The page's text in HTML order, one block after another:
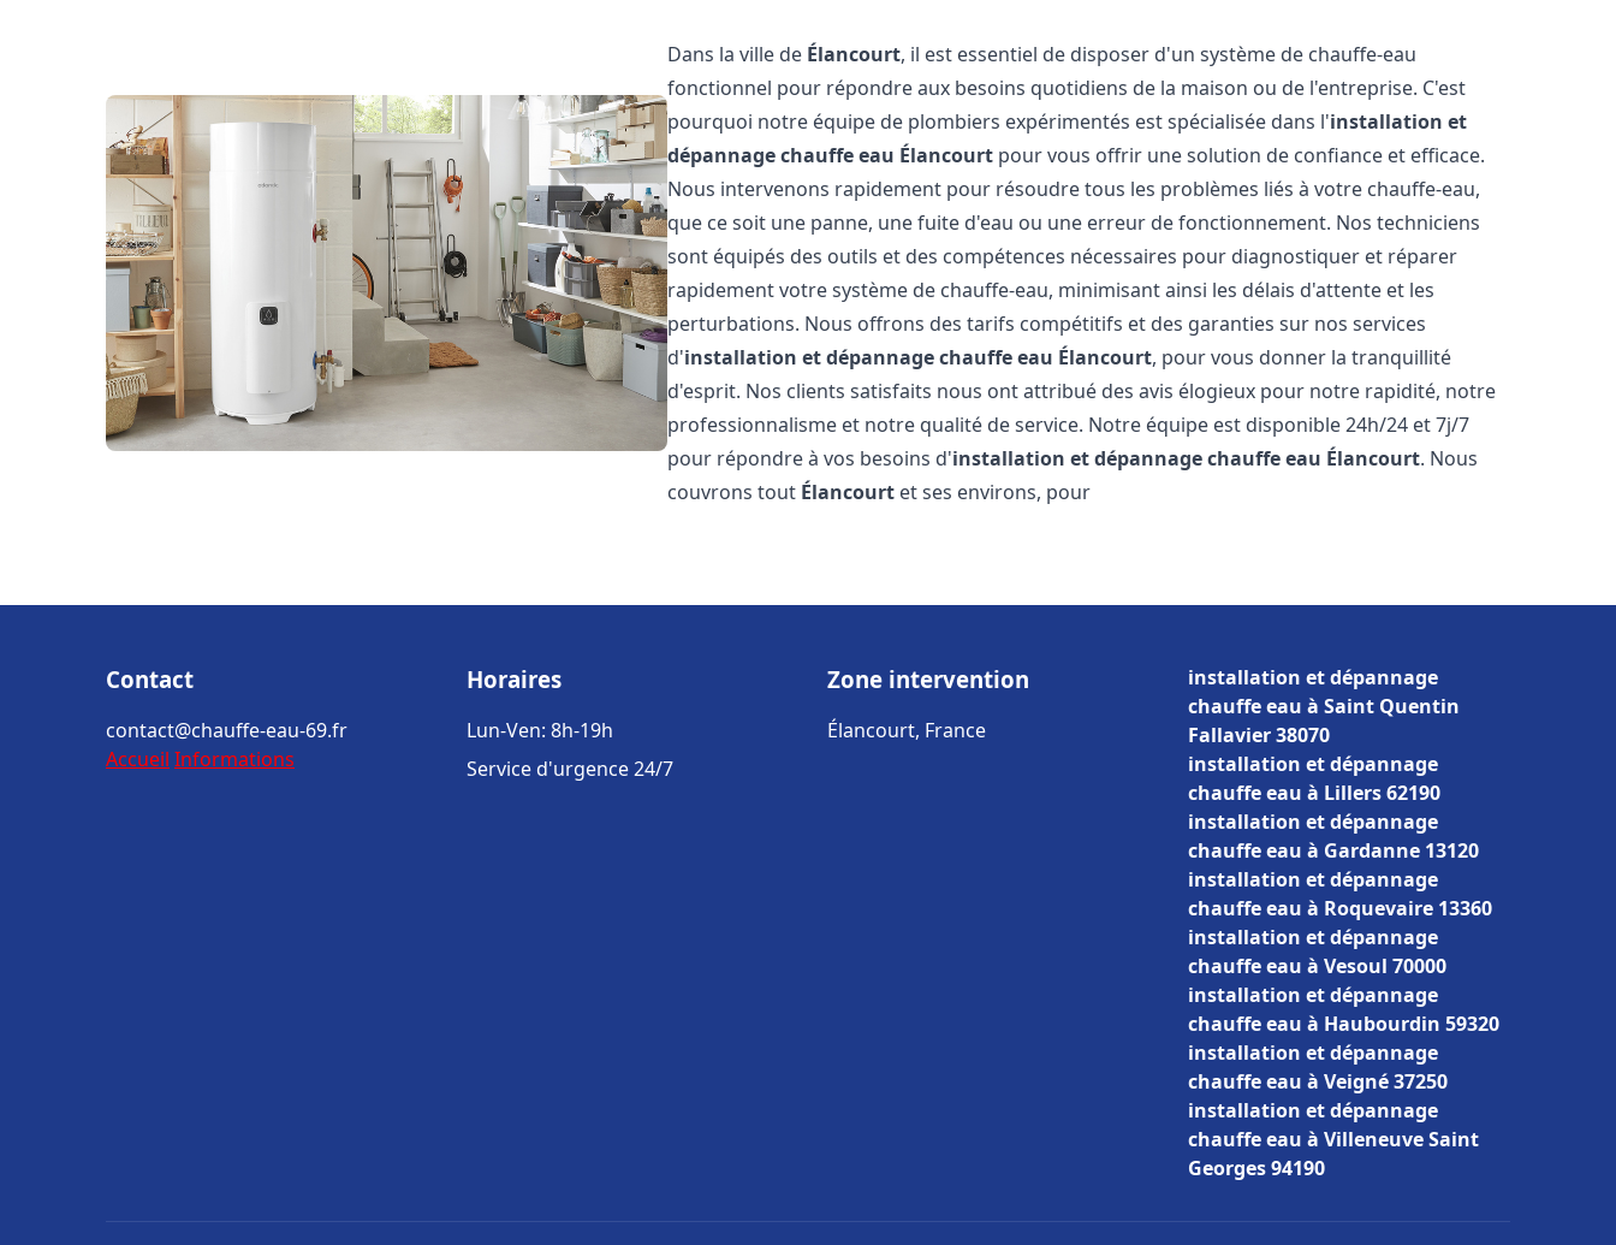
Dans la ville de Élancourt, il est essentiel de disposer d'un système de chauffe-eau
fonctionnel pour répondre aux besoins quotidiens de la maison ou de l'entreprise. C'est
pourquoi notre équipe de plombiers expérimentés est spécialisée dans l'installation et
dépannage chauffe eau Élancourt pour vous offrir une solution de confiance et efficace.
Nous intervenons rapidement pour résoudre tous les problèmes liés à votre chauffe-eau,
que ce soit une panne, une fuite d'eau ou une erreur de fonctionnement. Nos techniciens
sont équipés des outils et des compétences nécessaires pour diagnostiquer et réparer
rapidement votre système de chauffe-eau, minimisant ainsi les délais d'attente et les
perturbations. Nous offrons des tarifs compétitifs et des garanties sur nos services
d'installation et dépannage chauffe eau Élancourt, pour vous donner la tranquillité
d'esprit. Nos clients satisfaits nous ont attribué des avis élogieux pour notre rapidité, notre
professionnalisme et notre qualité de service. Notre équipe est disponible 24h/24 et 7j/7
pour répondre à vos besoins d'installation et dépannage chauffe eau Élancourt. Nous
couvrons tout Élancourt et ses environs, pour
Contact
contact@chauffe-eau-69.fr
Accueil Informations
Horaires
Lun-Ven: 8h-19h
Service d'urgence 24/7
Zone intervention
Élancourt, France
installation et dépannage
chauffe eau à Saint Quentin
Fallavier 38070
installation et dépannage
chauffe eau à Lillers 62190
installation et dépannage
chauffe eau à Gardanne 13120
installation et dépannage
chauffe eau à Roquevaire 13360
installation et dépannage
chauffe eau à Vesoul 70000
installation et dépannage
chauffe eau à Haubourdin 59320
installation et dépannage
chauffe eau à Veigné 37250
installation et dépannage
chauffe eau à Villeneuve Saint
Georges 94190